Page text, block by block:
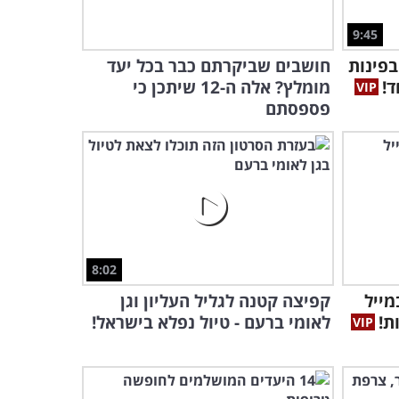
22:02
היפה שלנו...
3:05
לא היה לי מושג שאנשים
מסוגלים לעשות כאלה דברים
מדהימים...
צפו באחד מפלאי הטבע
היפים ביותר באיטליה בסרטון
הסרטון הבא יגרום לכם לעזוב
הכל ולטוס אל חוף הים
המיוחד הזה...
צפו בנופי נורווגיה הקסומה
9:45
חושבים שביקרתם כבר בכל יעד
מומלץ? אלה ה-12 שיתכן כי
פספסתם
8:02
קפיצה קטנה לגליל העליון וגן
לאומי ברעם - טיול נפלא בישראל!